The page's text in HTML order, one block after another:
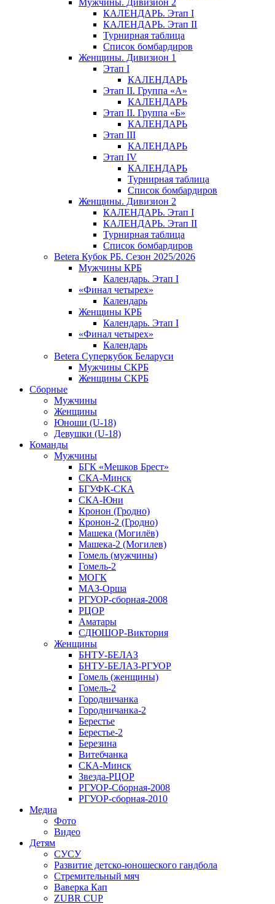
Мужчины. Дивизион 2
КАЛЕНДАРЬ. Этап I
КАЛЕНДАРЬ. Этап II
Турнирная таблица
Список бомбардиров
Женщины. Дивизион 1
Этап I
КАЛЕНДАРЬ
Этап II. Группа «А»
КАЛЕНДАРЬ
Этап II. Группа «Б»
КАЛЕНДАРЬ
Этап III
КАЛЕНДАРЬ
Этап IV
КАЛЕНДАРЬ
Турнирная таблица
Список бомбардиров
Женщины. Дивизион 2
КАЛЕНДАРЬ. Этап I
КАЛЕНДАРЬ. Этап II
Турнирная таблица
Список бомбардиров
Betera Кубок РБ. Сезон 2025/2026
Мужчины КРБ
Календарь. Этап I
«Финал четырех»
Календарь
Женщины КРБ
Календарь. Этап I
«Финал четырех»
Календарь
Betera Суперкубок Беларуси
Мужчины СКРБ
Женщины СКРБ
Сборные
Мужчины
Женщины
Юноши (U-18)
Девушки (U-18)
Команды
Мужчины
БГК «Мешков Брест»
СКА-Минск
БГУФК-СКА
СКА-Юни
Кронон (Гродно)
Кронон-2 (Гродно)
Машека (Могилёв)
Машека-2 (Могилев)
Гомель (мужчины)
Гомель-2
МОГК
МАЗ-Орша
РГУОР-сборная-2008
РЦОР
Аматары
СДЮШОР-Виктория
Женщины
БНТУ-БЕЛАЗ
БНТУ-БЕЛАЗ-РГУОР
Гомель (женщины)
Гомель-2
Городничанка
Городничанка-2
Берестье
Берестье-2
Березина
Витебчанка
СКА-Минск
Звезда-РЦОР
РГУОР-Сборная-2008
РГУОР-сборная-2010
Медиа
Фото
Видео
Детям
СУСУ
Развитие детско-юношеского гандбола
Стремительный мяч
Ваверка Кап
ZUBR CUP